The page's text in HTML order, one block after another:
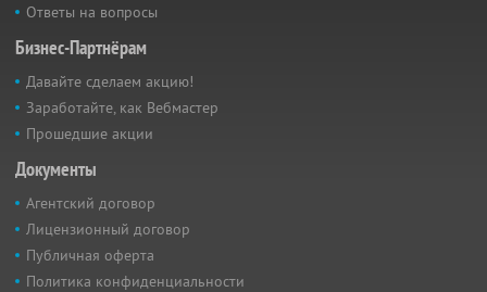
Ответы на вопросы
Бизнес-Партнёрам
Давайте сделаем акцию!
Заработайте, как Вебмастер
Прошедшие акции
Документы
Агентский договор
Лицензионный договор
Публичная оферта
Политика конфиденциальности